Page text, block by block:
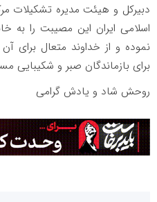
دبیرکل و هیئت مدیره تشکیلات
اسلامی ایران این مصیبت را به
نموده و از خداوند متعال برای
برای بازماندگان صبر و شکیبایی
روحش شاد و یادش گرامی